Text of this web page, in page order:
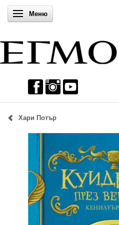
Включи навигацията
Меню
Хари Потър